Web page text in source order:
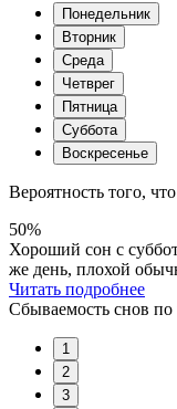
Понедельник
Вторник
Среда
Четврег
Пятница
Суббота
Воскресенье
Вероятность того,
50%
Хороший сон с
же день, плохой
Читать подробнее
Сбываемость снов по
1
2
3